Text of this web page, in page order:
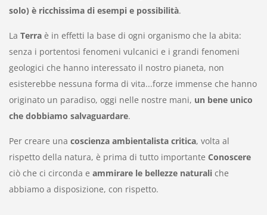
solo) è ricchissima di esempi e possibilità.
La Terraè in effetti la base di ogni organismo che la abita:
senza i portentosi fenomeni vulcanici e i grandi fenomeni
geologici che hanno interessato il nostro pianeta, non
esisterebbe nessuna forma di vita...forze immense che hanno
originato un paradiso, oggi nelle nostre mani, un bene unico
che dobbiamo salvaguardare.
Per creare una coscienza ambientalista critica, volta al
rispetto della natura, è prima di tutto importante Conoscere
ciò che ci circonda e ammirare le bellezze naturaliche
abbiamo a disposizione, con rispetto.